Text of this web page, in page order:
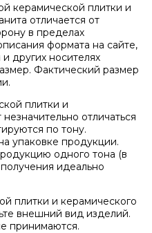
керамической плитки и
отличается от
в пределах
формата на сайте,
других носителях
Фактический размер
плитки и
отличаться
по тону.
упаковке продукции.
одного тона (в
идеально
плитки и керамического
внешний вид изделий.
принимаются.